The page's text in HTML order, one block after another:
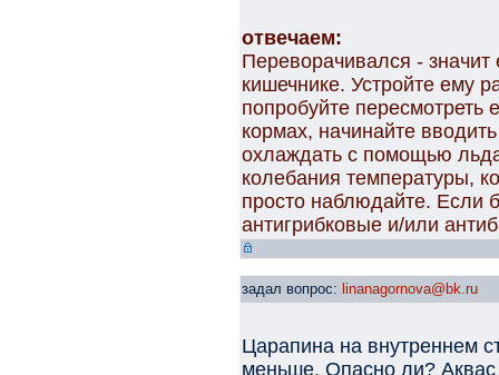
отвечаем:
Переворачивался - значит
кишечнике. Устройте ему
попробуйте пересмотреть
кормах, начинайте
охлаждать с помощью
колебания температуры,
просто наблюдайте. Если
антигрибковые и/или
задал вопрос: linanagornova@bk.ru
Царапина на внутреннем
меньше. Опасно ли? Аквас